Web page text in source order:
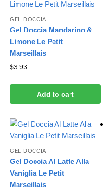
GEL DOCCIA
Gel Doccia Mandarino &
Limone Le Petit
Marseillais
$3.93
Add to cart
GEL DOCCIA
Gel Doccia Al Latte Alla
Vaniglia Le Petit
Marseillais